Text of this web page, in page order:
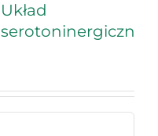
Układ
serotoninergiczny